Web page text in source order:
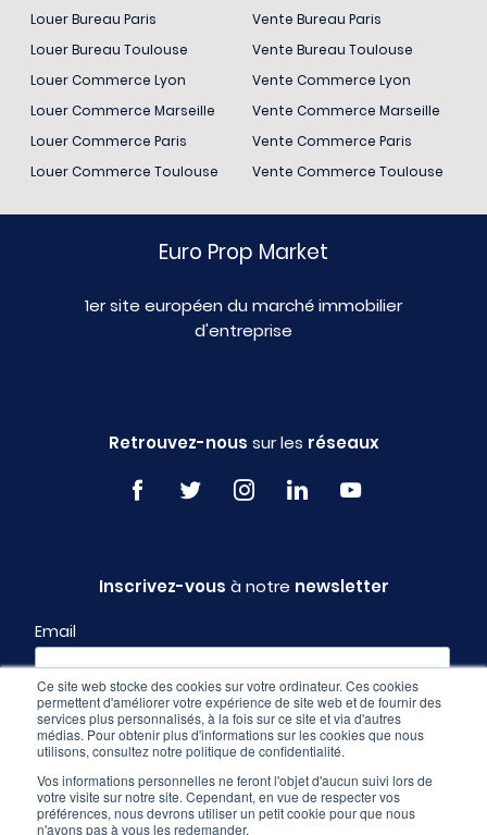
Ce site web stocke des cookies sur votre ordinateur. Ces cookies
permettent d'améliorer votre expérience de site web et de fournir des
services plus personnalisés, à la fois sur ce site et via d'autres
médias. Pour obtenir plus d'informations sur les cookies que nous
utilisons, consultez notre politique de confidentialité.
Vos informations personnelles ne feront l'objet d'aucun suivi lors de
votre visite sur notre site. Cependant, en vue de respecter vos
préférences, nous devrons utiliser un petit cookie pour que nous
n'ayons pas à vous les redemander.
Louer Bureau Paris
Louer Bureau Toulouse
Louer Commerce Lyon
Louer Commerce Marseille
Louer Commerce Paris
Louer Commerce Toulouse
Vente Bureau Paris
Vente Bureau Toulouse
Vente Commerce Lyon
Vente Commerce Marseille
Vente Commerce Paris
Vente Commerce Toulouse
Euro Prop Market
1er site européen du marché immobilier
d'entreprise
Retrouvez-nous sur les réseaux
Inscrivez-vous à notre newsletter
Email
Profil